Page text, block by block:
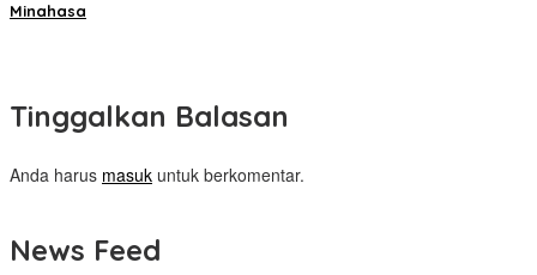
Minahasa
Tinggalkan Balasan
Anda harus masuk untuk berkomentar.
News Feed